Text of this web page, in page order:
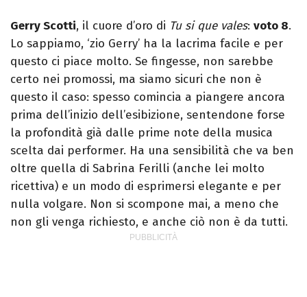
Gerry Scotti, il cuore d’oro di Tu si que vales: voto 8.
Lo sappiamo, ‘zio Gerry’ ha la lacrima facile e per
questo ci piace molto. Se fingesse, non sarebbe
certo nei promossi, ma siamo sicuri che non è
questo il caso: spesso comincia a piangere ancora
prima dell’inizio dell’esibizione, sentendone forse
la profondità già dalle prime note della musica
scelta dai performer. Ha una sensibilità che va ben
oltre quella di Sabrina Ferilli (anche lei molto
ricettiva) e un modo di esprimersi elegante e per
nulla volgare. Non si scompone mai, a meno che
non gli venga richiesto, e anche ciò non è da tutti.